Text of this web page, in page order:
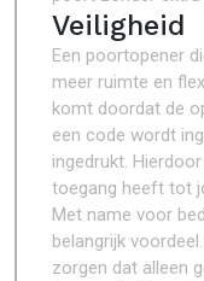
Veiligheid
Een poortopener
meer ruimte en
komt doordat de
een code wordt
ingedrukt.
toegang heeft tot
Met name voor
belangrijk
zorgen dat alleen